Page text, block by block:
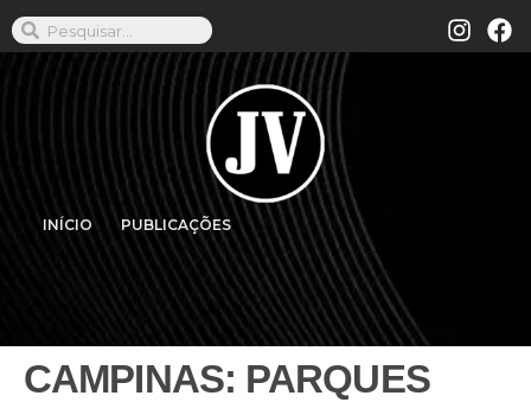
INÍCIO PUBLICAÇÕES
CAMPINAS: PARQUES